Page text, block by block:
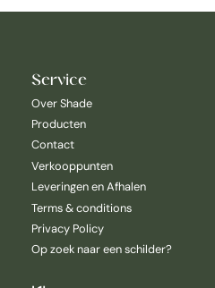
Service
Over Shade
Producten
Contact
Verkooppunten
Leveringen en Afhalen
Terms & conditions
Privacy Policy
Op zoek naar een schilder?